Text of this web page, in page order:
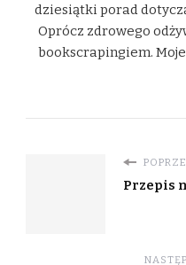
dziesiątki porad
Oprócz zdrowego
bookscrapingiem.
Przepis